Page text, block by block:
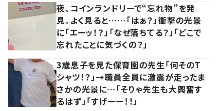
夜、コインランドリーで“忘れ物”を発
見。よく見ると……「はぁ？」衝撃の光景
に「エーッ！？」「なぜ落ちてる？」「どこで
忘れたことに気づくの？」
3歳息子を見た保育園の先生「何そのT
シャツ！？」→職員全員に激震が走ったま
さかの光景に…「そりゃ先生も大興奮す
るはず」「すげーー！！」